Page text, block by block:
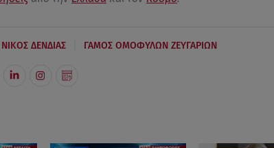
ΝΙΚΟΣ ΔΕΝΔΙΑΣ ΓΑΜΟΣ ΟΜΟΦΥΛΩΝ ΖΕΥΓΑΡΙΩΝ